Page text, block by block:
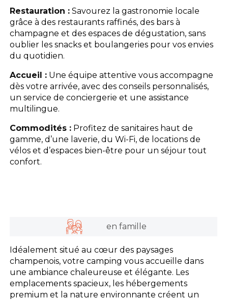
L'espace Aquatique
Les activités
Restauration : Savourez la gastronomie locale
grâce à des restaurants raffinés, des bars à
champagne et des espaces de dégustation, sans
oublier les snacks et boulangeries pour vos envies
du quotidien.
Accueil : Une équipe attentive vous accompagne
dès votre arrivée, avec des conseils personnalisés,
un service de conciergerie et une assistance
multilingue.
Commodités : Profitez de sanitaires haut de
gamme, d’une laverie, du Wi-Fi, de locations de
vélos et d’espaces bien-être pour un séjour tout
confort.
en famille
Idéalement situé au cœur des paysages
champenois, votre camping vous accueille dans
une ambiance chaleureuse et élégante. Les
emplacements spacieux, les hébergements
premium et la nature environnante créent un